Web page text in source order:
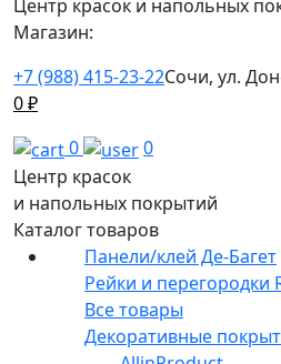
Центр красок и напольных
Магазин:
+7 (988) 415-23-22Сочи, ул.
0₽
0
0
Центр красок
и напольных покрытий
Каталог товаров
Панели/клей Де-Багет
Рейки и перегородки
Все товары
Декоративные